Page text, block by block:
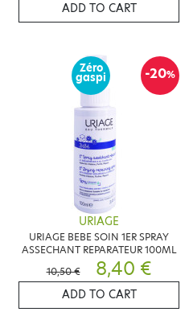
ADD TO CART
-20%
Zéro
gaspi
URIAGE
URIAGE BEBE SOIN 1ER SPRAY
ASSECHANT REPARATEUR 100ML
10,50 €
8,40 €
ADD TO CART